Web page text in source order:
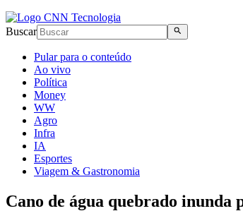
Buscar
Pular para o conteúdo
Ao vivo
Política
Money
WW
Agro
Infra
IA
Esportes
Viagem & Gastronomia
Cano de água quebrado inunda